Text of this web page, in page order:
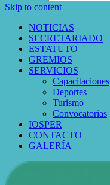
Skip to content
NOTICIAS
SECRETARIADO
ESTATUTO
GREMIOS
SERVICIOS
Capacitaciones
Deportes
Turismo
Convocatorias
IOSPER
CONTACTO
GALERÍA